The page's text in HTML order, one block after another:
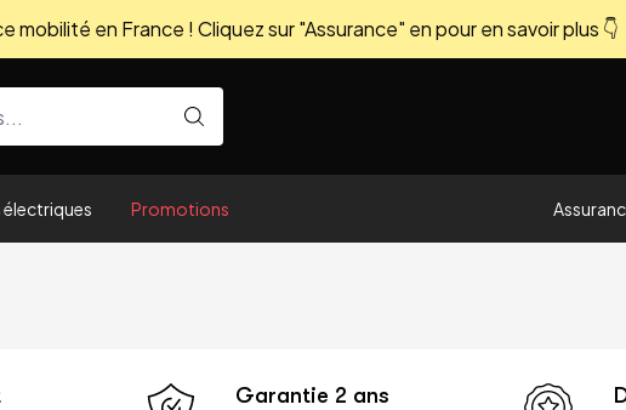
en France ! Cliquez sur "Assurance" en pour en savoir plus 👇
Promotions
Garantie 2 ans